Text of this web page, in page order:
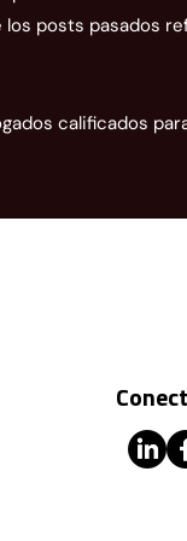
posts pasados
calificados